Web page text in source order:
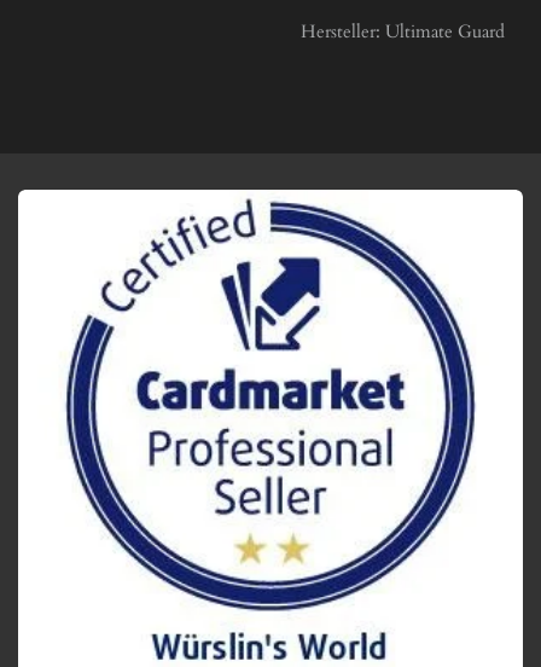
Hersteller: Ultimate Guard